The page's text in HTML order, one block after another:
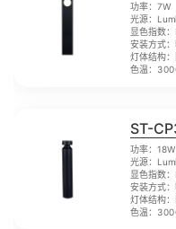
功率：7W
光源：
显色指数
安装方式
灯体结构
色温：
ST-
功率：18W
光源：
显色指数
安装方式
灯体结构
色温：